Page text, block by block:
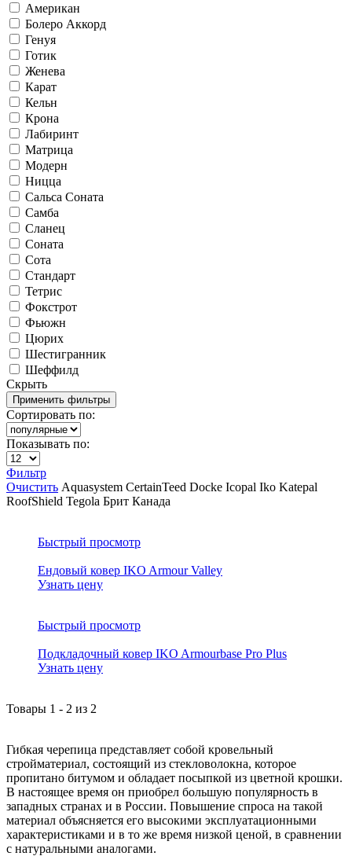
Американ
Болеро Аккорд
Генуя
Готик
Женева
Карат
Кельн
Крона
Лабиринт
Матрица
Модерн
Ницца
Сальса Соната
Самба
Сланец
Соната
Сота
Стандарт
Тетрис
Фокстрот
Фьюжн
Цюрих
Шестигранник
Шеффилд
Скрыть
Сортировать по:
Показывать по:
Фильтр
Очистить Aquasystem CertainTeed Docke Icopal Iko Katepal
RoofShield Tegola Брит Канада
Быстрый просмотр
Ендовый ковер IKO Armour Valley
Узнать цену
Быстрый просмотр
Подкладочный ковер IKO Armourbase Pro Plus
Узнать цену
Товары 1 - 2 из 2
Гибкая черепица представляет собой кровельный
стройматериал, состоящий из стекловолокна, которое
пропитано битумом и обладает посыпкой из цветной крошки.
В настоящее время он приобрел большую популярность в
западных странах и в России. Повышение спроса на такой
материал объясняется его высокими эксплуатационными
характеристиками и в то же время низкой ценой, в сравнении
с натуральными аналогами.